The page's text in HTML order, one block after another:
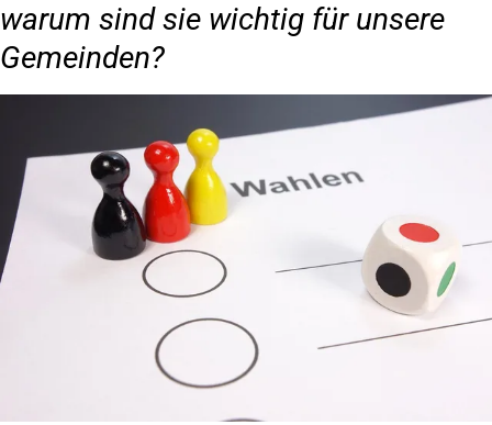
warum sind sie wichtig für unsere
Gemeinden?